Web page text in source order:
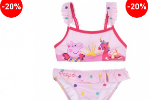
-20% -20%